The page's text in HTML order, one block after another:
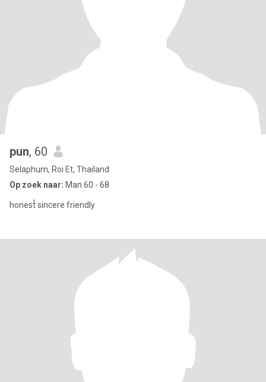
pun, 60
Selaphum, Roi Et, Thailand
Op zoek naar: Man 60 - 68
honest์ sincere friendly